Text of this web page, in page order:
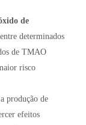
de
determinados
de TMAO
risco
produção de
efeitos